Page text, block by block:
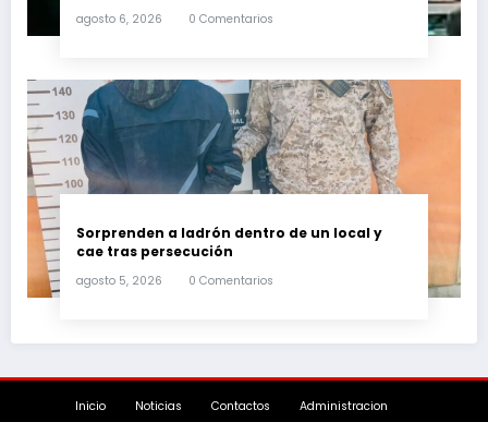
agosto 6, 2026 0 Comentarios
Sorprenden a ladrón dentro de un local y
cae tras persecución
agosto 5, 2026 0 Comentarios
Inicio Noticias Contactos Administracion